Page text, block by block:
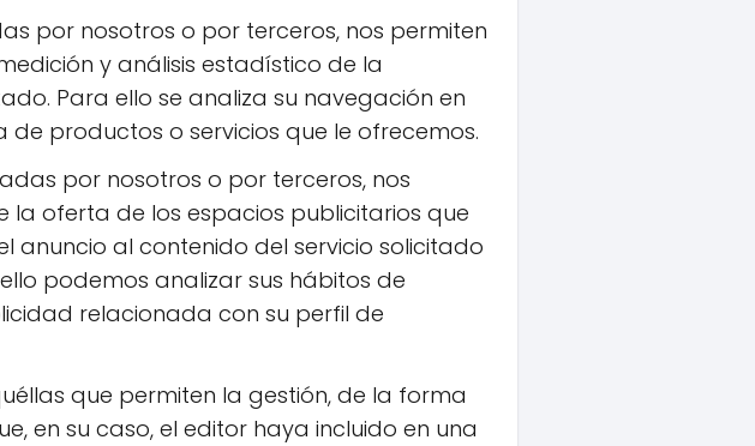
por nosotros o por terceros, nos permiten
y análisis estadístico de la
Para ello se analiza su navegación en
productos o servicios que le ofrecemos.
por nosotros o por terceros, nos
oferta de los espacios publicitarios que
al contenido del servicio solicitado
podemos analizar sus hábitos de
relacionada con su perfil de
que permiten la gestión, de la forma
en su caso, el editor haya incluido en una